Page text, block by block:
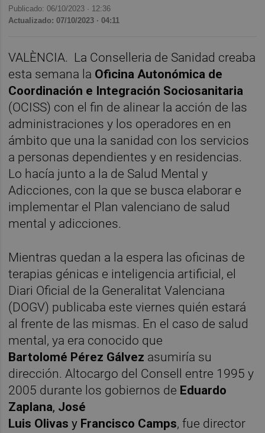
Publicado: 06/10/2023 · 12:36
Actualizado: 07/10/2023 · 04:11
VALÈNCIA. La Conselleria de Sanidad creaba
esta semana la Oficina Autonómica de
Coordinación e Integración Sociosanitaria
(OCISS) con el fin de alinear la acción de las
administraciones y los operadores en en
ámbito que una la sanidad con los servicios
a personas dependientes y en residencias.
Lo hacía junto a la de Salud Mental y
Adicciones, con la que se busca elaborar e
implementar el Plan valenciano de salud
mental y adicciones.
Mientras quedan a la espera las oficinas de
terapias génicas e inteligencia artificial, el
Diari Oficial de la Generalitat Valenciana
(DOGV) publicaba este viernes quién estará
al frente de las mismas. En el caso de salud
mental, ya era conocido que
Bartolomé Pérez Gálvez asumiría su
dirección. Altocargo del Consell entre 1995 y
2005 durante los gobiernos de Eduardo
Zaplana, José
Luis Olivas y Francisco Camps, fue director